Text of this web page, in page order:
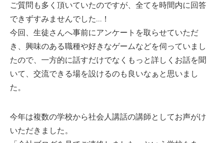
ご質問も多く頂いていたのですが、全てを時間内に回答
できずすみませんでした…！
今回、生徒さんへ事前にアンケートを取らせていただ
き、興味のある職種や好きなゲームなどを伺っていまし
たので、一方的に話すだけでなくもっと詳しくお話を聞
いて、交流できる場を設けるのも良いなぁと思いまし
た。
今年は複数の学校から社会人講話の講師としてお声がけ
いただきました。